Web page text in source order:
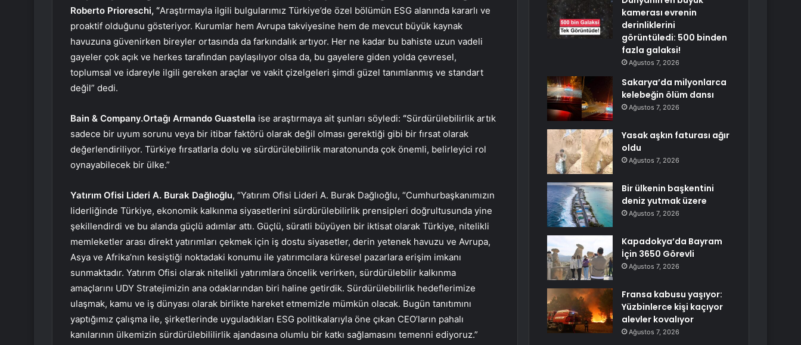
Roberto Prioreschi, “Araştırmayla ilgili bulgularımız Türkiye’de özel bölümün ESG alanında kararlı ve
proaktif olduğunu gösteriyor. Kurumlar hem Avrupa takviyesine hem de mevcut büyük kaynak
havuzuna güvenirken bireyler ortasında da farkındalık artıyor. Her ne kadar bu bahiste uzun vadeli
gayeler çok açık ve herkes tarafından paylaşılıyor olsa da, bu gayelere giden yolda çevresel,
toplumsal ve idareyle ilgili gereken araçlar ve vakit çizelgeleri şimdi güzel tanımlanmış ve standart
değil” dedi.
Bain & Company.Ortağı Armando Guastella ise araştırmaya ait şunları söyledi: “Sürdürülebilirlik artık
sadece bir uyum sorunu veya bir itibar faktörü olarak değil olması gerektiği gibi bir fırsat olarak
değerlendiriliyor. Türkiye fırsatlarla dolu ve sürdürülebilirlik maratonunda çok önemli, belirleyici rol
oynayabilecek bir ülke.”
Yatırım Ofisi Lideri A. Burak Dağlıoğlu, “Yatırım Ofisi Lideri A. Burak Dağlıoğlu, “Cumhurbaşkanımızın
liderliğinde Türkiye, ekonomik kalkınma siyasetlerini sürdürülebilirlik prensipleri doğrultusunda yine
şekillendirdi ve bu alanda güçlü adımlar attı. Güçlü, süratli büyüyen bir iktisat olarak Türkiye, nitelikli
memleketler arası direkt yatırımları çekmek için iş dostu siyasetler, derin yetenek havuzu ve Avrupa,
Asya ve Afrika’nın kesiştiği noktadaki konumu ile yatırımcılara küresel pazarlara erişim imkanı
sunmaktadır. Yatırım Ofisi olarak nitelikli yatırımlara öncelik verirken, sürdürülebilir kalkınma
amaçlarını UDY Stratejimizin ana odaklarından biri haline getirdik. Sürdürülebilirlik hedeflerimize
ulaşmak, kamu ve iş dünyası olarak birlikte hareket etmemizle mümkün olacak. Bugün tanıtımını
yaptığımız çalışma ile, şirketlerinde uyguladıkları ESG politikalarıyla öne çıkan CEO’ların pahalı
kanılarının ülkemizin sürdürülebililirlik ajandasına olumlu bir katkı sağlamasını temenni ediyoruz.”
kamerası evrenin
derinliklerini
görüntüledi: 500 binden
fazla galaksi!
Ağustos 7, 2026
Sakarya’da milyonlarca
kelebeğin ölüm dansı
Ağustos 7, 2026
Yasak aşkın faturası ağır
oldu
Ağustos 7, 2026
Bir ülkenin başkentini
deniz yutmak üzere
Ağustos 7, 2026
Kapadokya’da Bayram
İçin 3650 Görevli
Ağustos 7, 2026
Fransa kabusu yaşıyor:
Yüzbinlerce kişi kaçıyor
alevler kovalıyor
Ağustos 7, 2026